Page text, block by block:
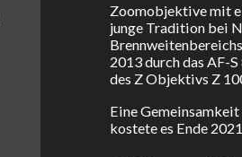
Zoomobjektive mit
junge Tradition bei
2013 durch das AF-
des Z Objektivs Z
Eine
kostete es Ende